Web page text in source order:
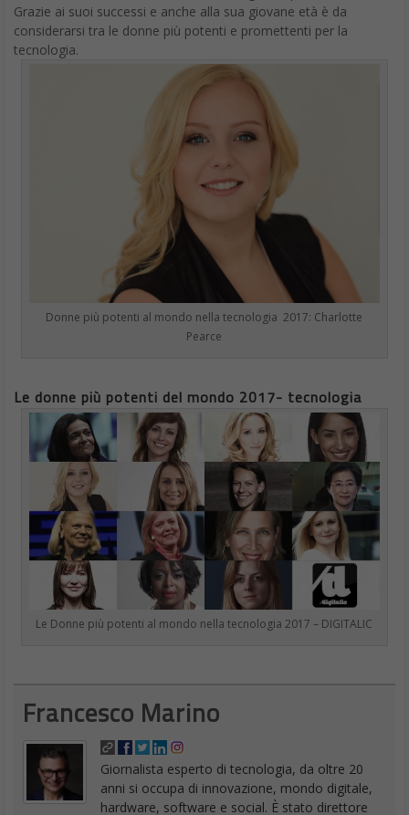
Donne più potenti al mondo nella tecnologia 2017: Charlotte
Le donne più potenti del mondo 2017- tecnologia
Le Donne più potenti al mondo nella tecnologia 2017 – DIGITALIC
Giornalista esperto di tecnologia, da oltre 20
hardware, software e social. È stato direttore
editoriale della rivista scientifica Newton e ha lavorato per 11
anni al Gruppo Sole 24 Ore. È il fondatore e direttore
responsabile di Digitalic